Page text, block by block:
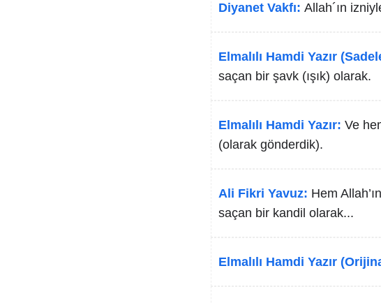
Diyanet Vakfı: Allah´ın
Elmalılı Hamdi Yazır
saçan bir şavk (ışık) olarak.
Elmalılı Hamdi Yazır: Ve
(olarak gönderdik).
Ali Fikri Yavuz: Hem
saçan bir kandil olarak...
Elmalılı Hamdi Yazır